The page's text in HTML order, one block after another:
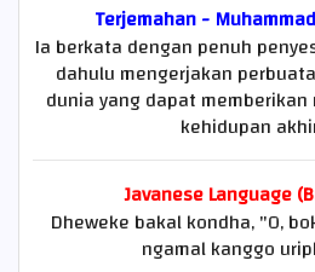
Terjemahan -
Ia berkata dengan penuh
dahulu mengerjakan
dunia yang dapat
kehidupan
Javanese Language
Dheweke bakal kondha, "O,
ngamal kanggo